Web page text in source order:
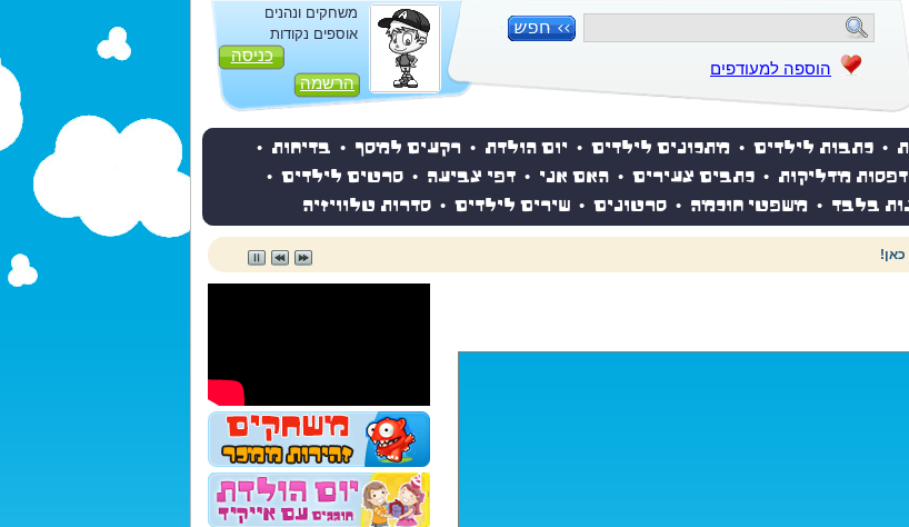
הוספה למעודפים
משחקים ונהנים
אוספים נקודות
כניסה
הרשמה
• כתבות לילדים • מתכונים לילדים • יום הולדת • רקעים למסך • בדיחות •
מדליקות • כתבים צעירים • האם אני • דפי צביעה • סרטים לילדים •
בלבד • משפטי חוכמה • סרטונים • שירים לילדים • סדרות טלוויזיה